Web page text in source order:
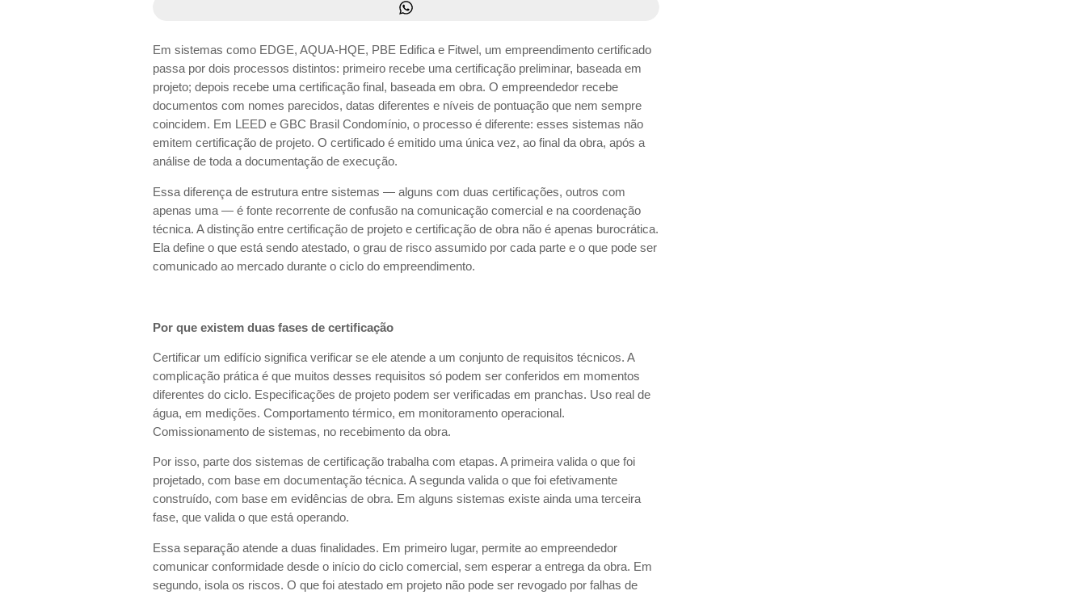
Em sistemas como EDGE, AQUA-HQE, PBE Edifica e Fitwel, um empreendimento certificado
passa por dois processos distintos: primeiro recebe uma certificação preliminar, baseada em
projeto; depois recebe uma certificação final, baseada em obra. O empreendedor recebe
documentos com nomes parecidos, datas diferentes e níveis de pontuação que nem sempre
coincidem. Em LEED e GBC Brasil Condomínio, o processo é diferente: esses sistemas não
emitem certificação de projeto. O certificado é emitido uma única vez, ao final da obra, após a
análise de toda a documentação de execução.
Essa diferença de estrutura entre sistemas — alguns com duas certificações, outros com
apenas uma — é fonte recorrente de confusão na comunicação comercial e na coordenação
técnica. A distinção entre certificação de projeto e certificação de obra não é apenas burocrática.
Ela define o que está sendo atestado, o grau de risco assumido por cada parte e o que pode ser
comunicado ao mercado durante o ciclo do empreendimento.
Por que existem duas fases de certificação
Certificar um edifício significa verificar se ele atende a um conjunto de requisitos técnicos. A
complicação prática é que muitos desses requisitos só podem ser conferidos em momentos
diferentes do ciclo. Especificações de projeto podem ser verificadas em pranchas. Uso real de
água, em medições. Comportamento térmico, em monitoramento operacional.
Comissionamento de sistemas, no recebimento da obra.
Por isso, parte dos sistemas de certificação trabalha com etapas. A primeira valida o que foi
projetado, com base em documentação técnica. A segunda valida o que foi efetivamente
construído, com base em evidências de obra. Em alguns sistemas existe ainda uma terceira
fase, que valida o que está operando.
Essa separação atende a duas finalidades. Em primeiro lugar, permite ao empreendedor
comunicar conformidade desde o início do ciclo comercial, sem esperar a entrega da obra. Em
segundo, isola os riscos. O que foi atestado em projeto não pode ser revogado por falhas de